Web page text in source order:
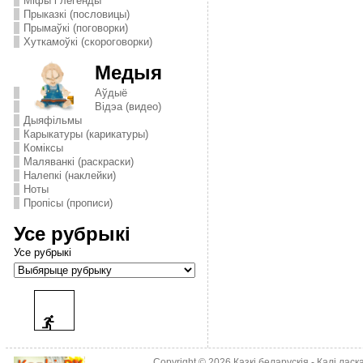
Прыказкі (пословицы)
Прымаўкі (поговорки)
Хуткамоўкі (скороговорки)
Медыя
Аўдыё
Відэа (видео)
Дыяфільмы
Карыкатуры (карикатуры)
Комiксы
Маляванкі (раскраски)
Налепкі (наклейки)
Ноты
Пропісы (прописи)
Усе рубрыкі
Усе рубрыкі